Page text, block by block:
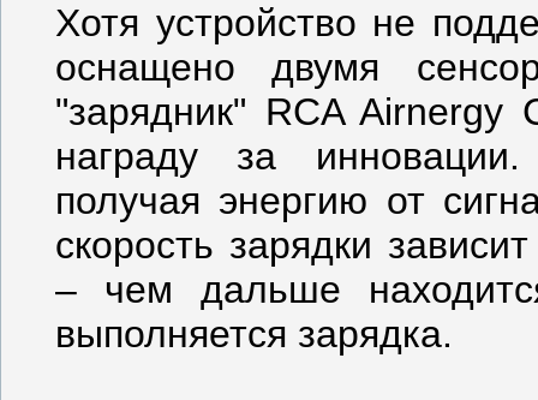
Хотя устройство не
оснащено двумя
"зарядник" RCA Airnergy
награду за
получая энергию от
скорость зарядки
– чем дальше
выполняется зарядка.